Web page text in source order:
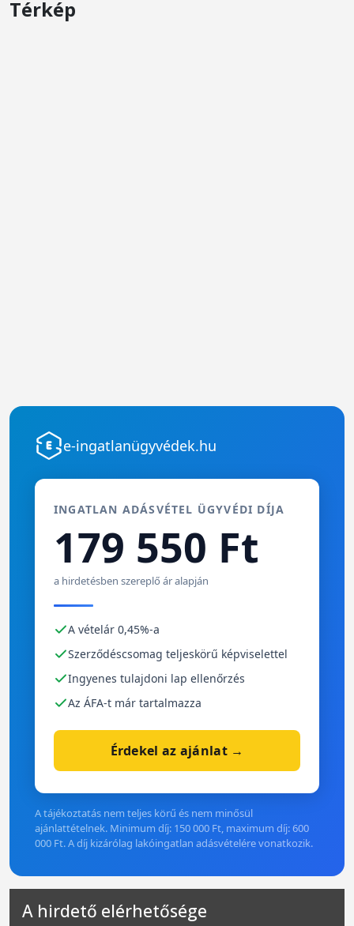
Térkép
e-ingatlanügyvédek.hu
INGATLAN ADÁSVÉTEL ÜGYVÉDI DÍJA
179 550 Ft
a hirdetésben szereplő ár alapján
A vételár 0,45%-a
Szerződéscsomag teljeskörű képviselettel
Ingyenes tulajdoni lap ellenőrzés
Az ÁFA-t már tartalmazza
Érdekel az ajánlat →
A tájékoztatás nem teljes körű és nem minősül
ajánlattételnek. Minimum díj: 150 000 Ft, maximum díj: 600
000 Ft. A díj kizárólag lakóingatlan adásvételére vonatkozik.
A hirdető elérhetősége